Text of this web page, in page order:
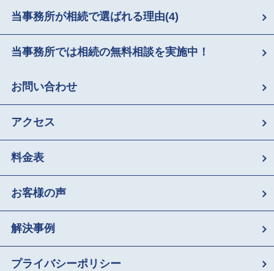
当事務所が相続で選ばれる理由(4)
当事務所では相続の無料相談を実施中！
お問い合わせ
アクセス
料金表
お客様の声
解決事例
プライバシーポリシー